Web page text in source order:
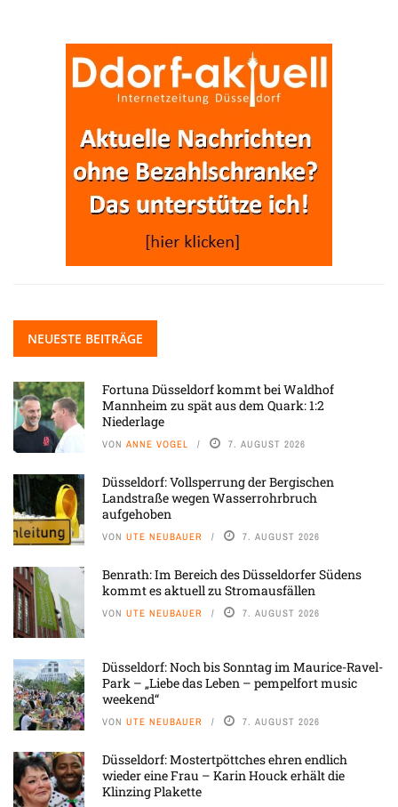
NEUESTE BEITRÄGE
Fortuna Düsseldorf kommt bei Waldhof
Mannheim zu spät aus dem Quark: 1:2
Niederlage
VON ANNE VOGEL 7. AUGUST 2026
Düsseldorf: Vollsperrung der Bergischen
Landstraße wegen Wasserrohrbruch
aufgehoben
VON UTE NEUBAUER 7. AUGUST 2026
Benrath: Im Bereich des Düsseldorfer Südens
kommt es aktuell zu Stromausfällen
VON UTE NEUBAUER 7. AUGUST 2026
Düsseldorf: Noch bis Sonntag im Maurice-Ravel-
Park – „Liebe das Leben – pempelfort music
weekend“
VON UTE NEUBAUER 7. AUGUST 2026
Düsseldorf: Mostertpöttches ehren endlich
wieder eine Frau – Karin Houck erhält die
Klinzing Plakette